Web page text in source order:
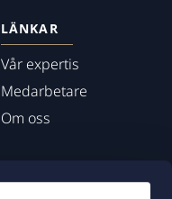
LÄNKAR
Vår expertis
Medarbetare
Om oss